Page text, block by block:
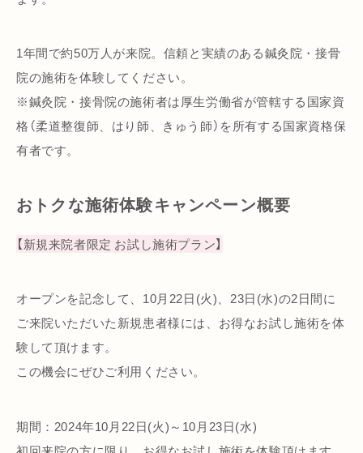
1年間で約50万人が来院。信頼と実績のある鍼灸院・接骨
院の施術を体験してください。
※鍼灸院・接骨院の施術者は厚生労働省が管轄する国家資
格（柔道整復師、はり師、きゅう師）を所有する国家資格保
有者です。
おトクな施術体験キャンペーン概要
【新規来院者限定 お試し施術プラン】
オープンを記念して、10月22日(火)、23日(水)の2日間に
ご来院いただいた新規患者様には、お得なお試し施術を体
験して頂けます。
この機会にぜひご利用ください。
期間：2024年10月22日(火)～10月23日(水)